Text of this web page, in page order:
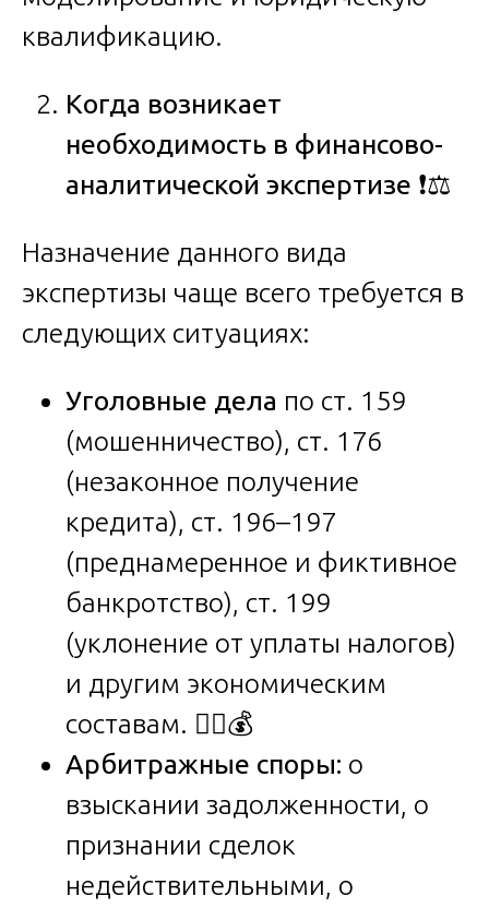
квалификацию.
Когда возникает
необходимость в финансово-
аналитической экспертизе ❗⚖️
Назначение данного вида
экспертизы чаще всего требуется в
следующих ситуациях:
Уголовные дела по ст. 159
(мошенничество), ст. 176
(незаконное получение
кредита), ст. 196–197
(преднамеренное и фиктивное
банкротство), ст. 199
(уклонение от уплаты налогов)
и другим экономическим
составам. 👮‍♂️💰
Арбитражные споры: о
взыскании задолженности, о
признании сделок
недействительными, о